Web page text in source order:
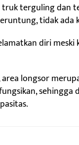
terguling dan
tidak ada
diri
longsor
sehingga